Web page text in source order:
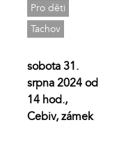
Pro děti
Tachov
sobota 31.
srpna 2024 od
14 hod.,
Cebiv, zámek